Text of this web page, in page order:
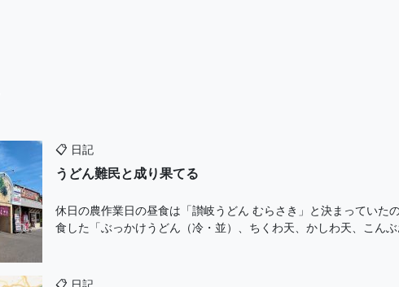
📋 日記
うどん難民と成り果てる
休日の農作業日の昼食は「讃岐うどん むらさき」と決まってい
食した「ぶっかけうどん（冷・並）、ちくわ天、かしわ天、こん
📋 日記